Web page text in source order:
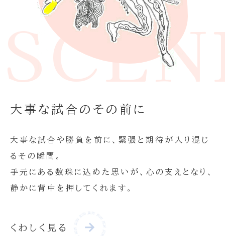
大事な試合のその前に
大事な試合や勝負を前に、緊張と期待が入り混じ
るその瞬間。
手元にある数珠に込めた思いが、心の支えとなり、
静かに背中を押してくれます。
くわしく見る